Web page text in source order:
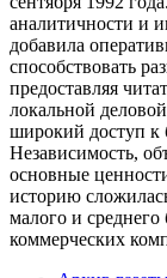
аналитичности и
добавила
способствовать
предоставляя
локальной
широкий доступ к
Независимость,
основные
историю
малого и среднего
коммерческих